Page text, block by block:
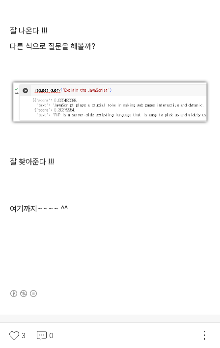
잘 나온다 !!!
다른 식으로 질문을 해볼까?
잘 찾아준다 !!!
여기까지~~~~ ^^
머가필요해
3 0